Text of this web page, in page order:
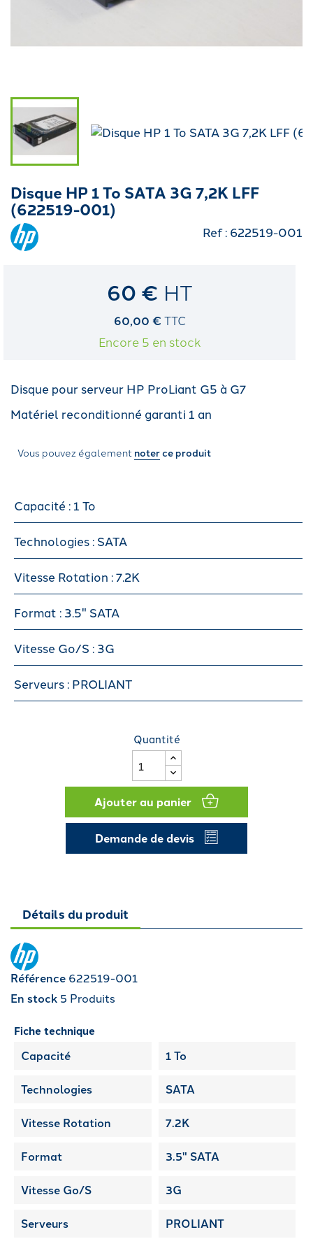
Disque HP 1 To SATA 3G 7,2K LFF
(622519-001)
Ref : 622519-001
60 € HT
60,00 € TTC
Encore 5 en stock
Disque pour serveur HP ProLiant G5 à G7
Matériel reconditionné garanti 1 an
Vous pouvez également noterce produit
Capacité : 1 To
Technologies : SATA
Vitesse Rotation : 7.2K
Format : 3.5" SATA
Vitesse Go/S : 3G
Serveurs : PROLIANT
Quantité
Ajouter au panier
Demande de devis
Détails du produit
Référence 622519-001
En stock 5 Produits
Fiche technique
Capacité 1 To
Technologies SATA
Vitesse Rotation 7.2K
Format 3.5" SATA
Vitesse Go/S 3G
Serveurs PROLIANT